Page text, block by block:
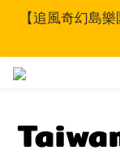
【追風奇幻島